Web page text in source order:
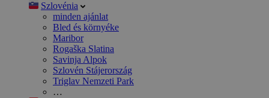
Szlovénia
minden ajánlat
Bled és környéke
Maribor
Rogaška Slatina
Savinja Alpok
Szlovén Stájerország
Triglav Nemzeti Park
…